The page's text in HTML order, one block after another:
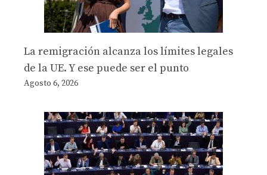
La remigración alcanza los límites legales
de la UE. Y ese puede ser el punto
Agosto 6, 2026